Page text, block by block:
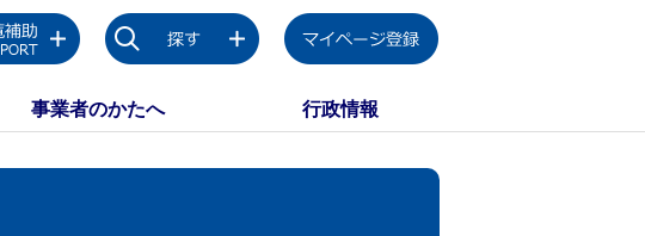
事業者のかたへ 行政情報